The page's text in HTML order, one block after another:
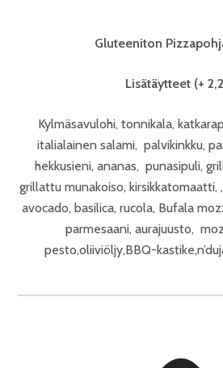
Gluteeniton
Lisätäytteet (+
Kylmäsavulohi, tonnikala,
italialainen salami, palvikinkku,
hekkusieni, ananas, punasipuli,
grillattu munakoiso, kirsikkatomaatti,
avocado, basilica, rucola, Bufala
parmesaani, aurajuusto,
pesto,oliiviöljy,BBQ-